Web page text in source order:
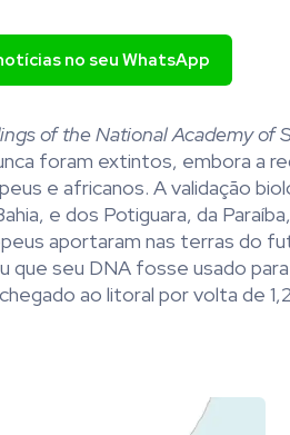
no seu WhatsApp
of the National Academy of
foram extintos, embora a
e africanos. A validação
e dos Potiguara, da
aportaram nas terras do
seu DNA fosse usado
ao litoral por volta de